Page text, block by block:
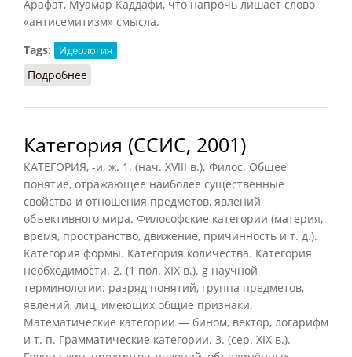
Арафат, Муамар Каддафи, что напрочь лишает слово
«антисемитизм» смысла.
Tags:
Идеология
Подробнее
Категория (ССИС, 2001)
КАТЕГОРИЯ, -и, ж. 1. (нач. XVIII в.). Филос. Общее
понятие, отражающее наиболее существенные
свойства и отношения предметов, явлений
объективного мира. Философские категории (материя,
время, пространство, движение, причинность и т. д.).
Категория формы. Категория количества. Категория
необходимости. 2. (1 пол. XIX в.). g научной
терминологии: разряд понятий, группа предметов,
явлений, лиц, имеющих общие признаки.
Математические категории — бином, вектор, логарифм
и т. п. Грамматические категории. 3. (сер. XIX в.).